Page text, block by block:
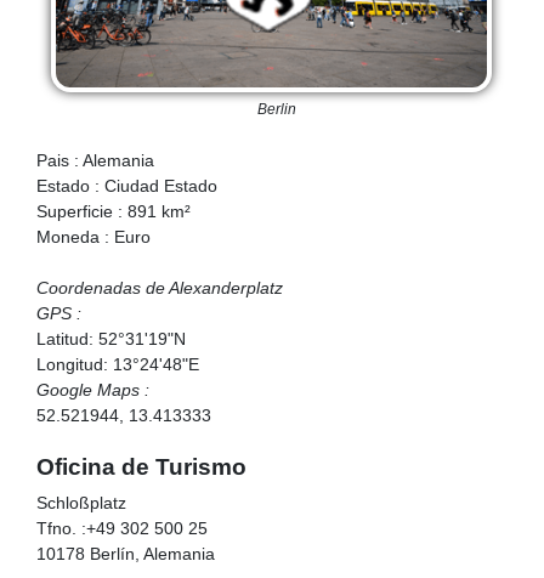
Berlin
Pais : Alemania
Estado : Ciudad Estado
Superficie : 891 km²
Moneda : Euro
Coordenadas de Alexanderplatz
GPS :
Latitud: 52°31'19"N
Longitud: 13°24'48"E
Google Maps :
52.521944, 13.413333
Oficina de Turismo
Schloßplatz
Tfno. :+49 302 500 25
10178 Berlín, Alemania